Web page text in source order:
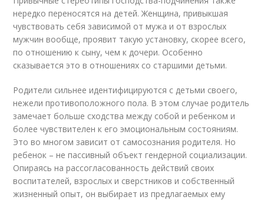
нередко переносятся на детей. Женщина, привыкшая
чувствовать себя зависимой от мужа и от взрослых
мужчин вообще, проявит такую установку, скорее всего,
по отношению к сыну, чем к дочери. Особенно
сказывается это в отношениях со старшими детьми.
Родители сильнее идентифицируются с детьми своего,
нежели противоположного пола. В этом случае родитель
замечает больше сходства между собой и ребенком и
более чувствителен к его эмоциональным состояниям.
Это во многом зависит от самосознания родителя. Но
ребенок – не пассивный объект гендерной социализации.
Опираясь на рассогласованность действий своих
воспитателей, взрослых и сверстников и собственный
жизненный опыт, он выбирает из предлагаемых ему